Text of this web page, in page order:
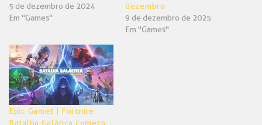
5 de dezembro de 2024
Em "Games"
dezembro
9 de dezembro de 2025
Em "Games"
Epic Games | Fortnite
Batalha Galática começa